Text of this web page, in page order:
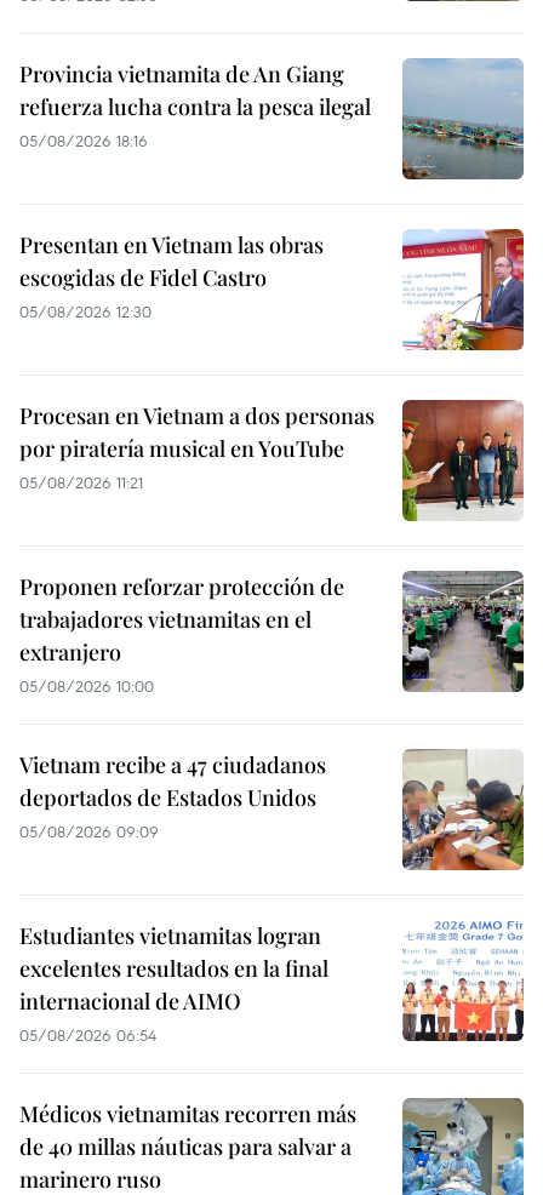
Provincia vietnamita de An Giang
refuerza lucha contra la pesca ilegal
05/08/2026 18:16
Presentan en Vietnam las obras
escogidas de Fidel Castro
05/08/2026 12:30
Procesan en Vietnam a dos personas
por piratería musical en YouTube
05/08/2026 11:21
Proponen reforzar protección de
trabajadores vietnamitas en el
extranjero
05/08/2026 10:00
Vietnam recibe a 47 ciudadanos
deportados de Estados Unidos
05/08/2026 09:09
Estudiantes vietnamitas logran
excelentes resultados en la final
internacional de AIMO
05/08/2026 06:54
Médicos vietnamitas recorren más
de 40 millas náuticas para salvar a
marinero ruso